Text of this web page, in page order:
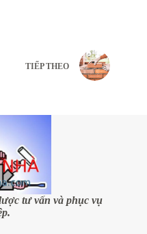
TIẾP THEO
tư vấn và phục vụ